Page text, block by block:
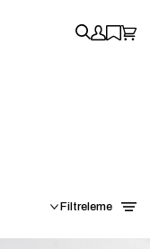
Filtreleme